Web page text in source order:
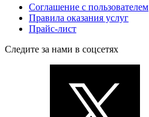
Соглашение с пользователем
Правила оказания услуг
Прайс-лист
Следите за нами в соцсетях